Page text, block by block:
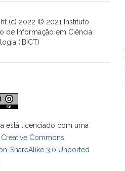
(c) 2022 © 2021 Instituto
de Informação em Ciência
(IBICT)
está licenciado com uma
Creative Commons
ShareAlike 3.0 Unported